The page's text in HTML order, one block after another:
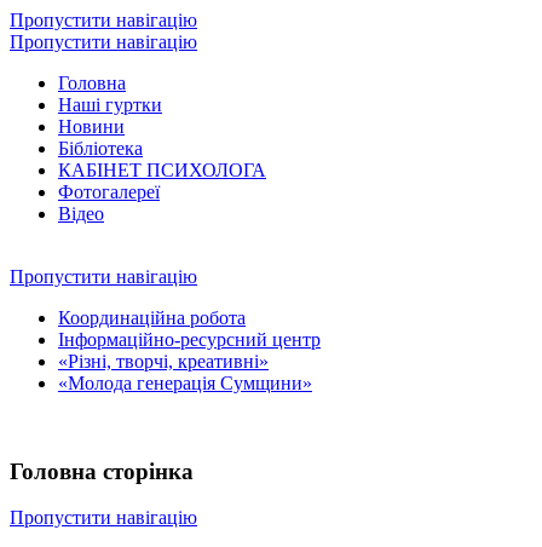
Пропустити навігацію
Пропустити навігацію
Головна
Наші гуртки
Новини
Бібліотека
КАБІНЕТ ПСИХОЛОГА
Фотогалереї
Відео
Пропустити навігацію
Координаційна робота
Інформаційно-ресурсний центр
«Різні, творчі, креативні»
«Молода генерація Сумщини»
Головна сторінка
Пропустити навігацію